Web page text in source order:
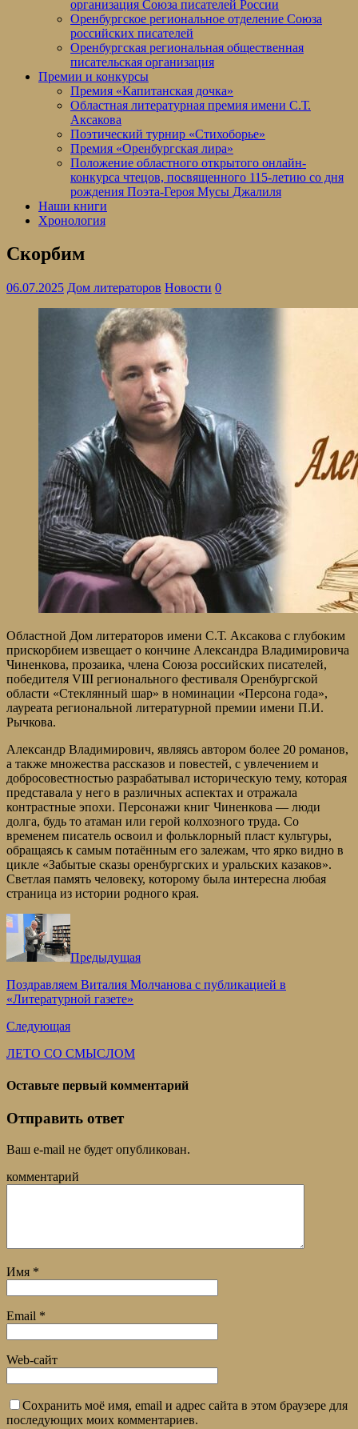
организация Союза писателей России
Оренбургское региональное отделение Союза
российских писателей
Оренбургская региональная общественная
писательская организация
Премии и конкурсы
Премия «Капитанская дочка»
Областная литературная премия имени С.Т.
Аксакова
Поэтический турнир «Стихоборье»
Премия «Оренбургская лира»
Положение областного открытого онлайн-
конкурса чтецов, посвященного 115-летию со дня
рождения Поэта-Героя Мусы Джалиля
Наши книги
Хронология
Скорбим
06.07.2025 Дом литераторов Новости 0
Областной Дом литераторов имени С.Т. Аксакова с глубоким
прискорбием извещает о кончине Александра Владимировича
Чиненкова, прозаика, члена Союза российских писателей,
победителя VIII регионального фестиваля Оренбургской
области «Стеклянный шар» в номинации «Персона года»,
лауреата региональной литературной премии имени П.И.
Рычкова.
Александр Владимирович, являясь автором более 20 романов,
а также множества рассказов и повестей, с увлечением и
добросовестностью разрабатывал историческую тему, которая
представала у него в различных аспектах и отражала
контрастные эпохи. Персонажи книг Чиненкова — люди
долга, будь то атаман или герой колхозного труда. Со
временем писатель освоил и фольклорный пласт культуры,
обращаясь к самым потаённым его залежам, что ярко видно в
цикле «Забытые сказы оренбургских и уральских казаков».
Светлая память человеку, которому была интересна любая
страница из истории родного края.
Предыдущая
Поздравляем Виталия Молчанова с публикацией в
«Литературной газете»
Следующая
ЛЕТО СО СМЫСЛОМ
Оставьте первый комментарий
Отправить ответ
Ваш e-mail не будет опубликован.
комментарий
Имя *
Email *
Web-сайт
Сохранить моё имя, email и адрес сайта в этом браузере для
последующих моих комментариев.